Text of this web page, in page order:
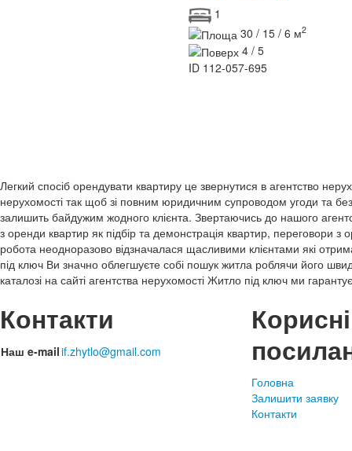
1
30 / 15 / 6 м2
4 / 5
ID 112-057-695
Легкий спосіб орендувати квартиру це звернутися в агентство
нерухомості так щоб зі повним юридичним супроводом угоди та
залишить байдужим жодного клієнта. Звертаючись до нашого
з оренди квартир як підбір та демонстрація квартир, переговори
робота неодноразово відзначалася щасливими клієнтами які
під ключ Ви значно облегшуєте собі пошук житла роблячи його
каталозі на сайті агентства нерухомості Житло під ключ ми
Контакти
Наш e-mailif.zhytlo@gmail.com
Корисні
Головна
Залишити заявку
Контакти